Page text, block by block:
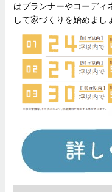
はプランナーやコーディ
して家づくりを始めまし